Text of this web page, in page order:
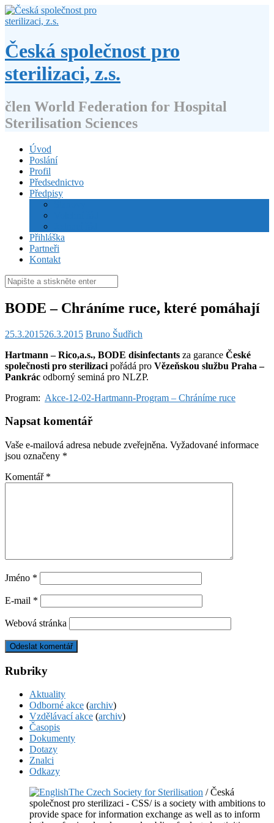
Přejít
k
webu
Česká společnost pro
sterilizaci, z.s.
člen World Federation for Hospital
Sterilisation Sciences
Úvod
Poslání
Profil
Předsednictvo
Předpisy
Přihláška
Partneři
Kontakt
Hledat:
BODE – Chráníme ruce, které pomáhají
25.3.201526.3.2015 Bruno Šudřich
Hartmann – Rico,a.s., BODE disinfectants za garance České
společnosti pro sterilizaci pořádá pro Vězeňskou službu Praha –
Pankrác odborný seminá pro NLZP.
Program: Akce-12-02-Hartmann-Program – Chráníme ruce
Napsat komentář
Vaše e-mailová adresa nebude zveřejněna. Vyžadované informace
jsou označeny *
Komentář *
Jméno *
E-mail *
Webová stránka
Rubriky
Aktuality
Odborné akce (archiv)
Vzdělávací akce (archiv)
Časopis
Dokumenty
Dotazy
Znalci
Odkazy
The Czech Society for Sterilisation / Česká
společnost pro sterilizaci - CSS/ is a society with ambitions to
provide space for information exchange as well as to inform